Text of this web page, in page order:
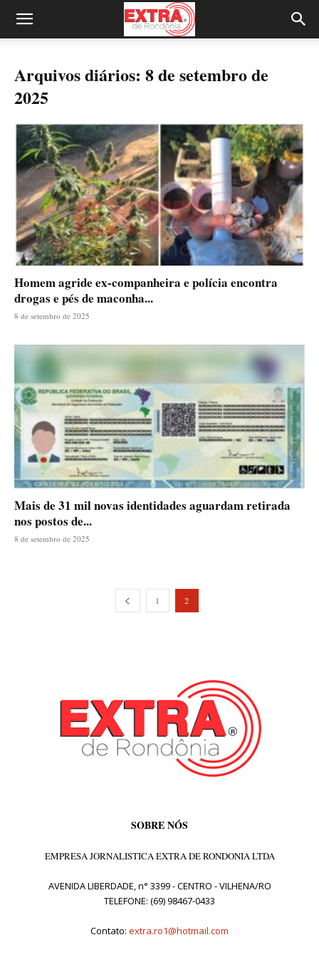
Arquivos diários: 8 de setembro de
2025
Homem agride ex-companheira e polícia encontra
drogas e pés de maconha...
8 de setembro de 2025
Mais de 31 mil novas identidades aguardam retirada
nos postos de...
8 de setembro de 2025
1 2
SOBRE NÓS
EMPRESA JORNALISTICA EXTRA DE RONDONIA LTDA
AVENIDA LIBERDADE, n° 3399 - CENTRO - VILHENA/RO
TELEFONE: (69) 98467-0433
Contato: extra.ro1@hotmail.com